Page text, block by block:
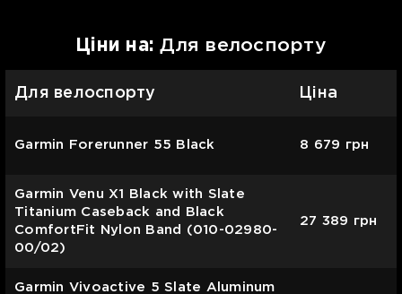
Цiни на: Для велоспорту
Для велоспорту Ціна
Garmin Forerunner 55 Black 8 679 грн
Garmin Venu X1 Black with Slate
Titanium Caseback and Black
ComfortFit Nylon Band (010-02980-
00/02)
27 389 грн
Garmin Vivoactive 5 Slate Aluminum